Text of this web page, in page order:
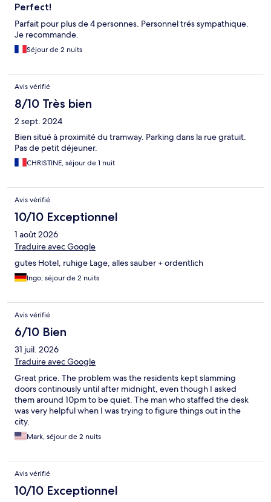
Perfect!
Parfait pour plus de 4 personnes. Personnel trés sympathique.
Je recommande.
Séjour de 2 nuits
Avis vérifié
8/10 Très bien
2 sept. 2024
Bien situé à proximité du tramway. Parking dans la rue gratuit.
Pas de petit déjeuner.
CHRISTINE, séjour de 1 nuit
Avis vérifié
10/10 Exceptionnel
1 août 2026
Traduire avec Google
gutes Hotel, ruhige Lage, alles sauber + ordentlich
Ingo, séjour de 2 nuits
Avis vérifié
6/10 Bien
31 juil. 2026
Traduire avec Google
Great price. The problem was the residents kept slamming
doors continously until after midnight, even though I asked
them around 10pm to be quiet. The man who staffed the desk
was very helpful when I was trying to figure things out in the
city.
Mark, séjour de 2 nuits
Avis vérifié
10/10 Exceptionnel